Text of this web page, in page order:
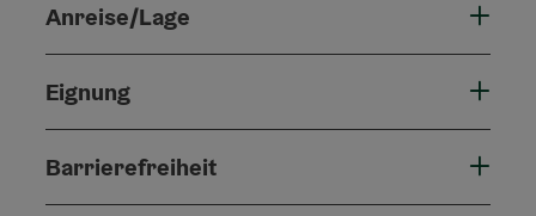
Anreise/Lage
Eignung
Barrierefreiheit